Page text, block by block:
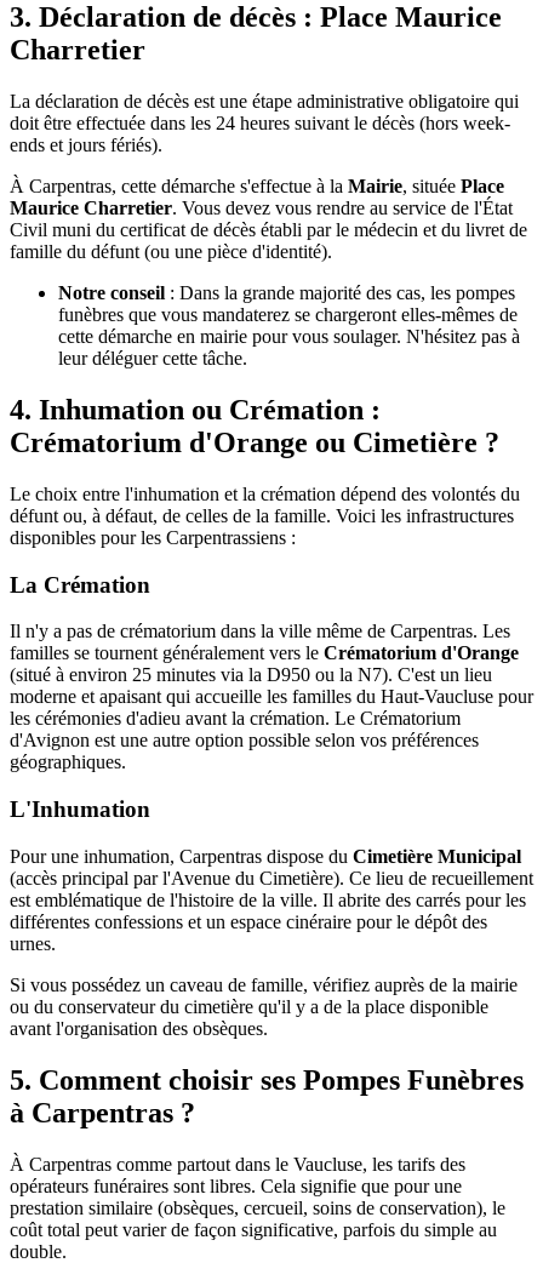
3. Déclaration de décès : Place Maurice
Charretier
La déclaration de décès est une étape administrative obligatoire qui
doit être effectuée dans les 24 heures suivant le décès (hors week-
ends et jours fériés).
À Carpentras, cette démarche s'effectue à la Mairie, située Place
Maurice Charretier. Vous devez vous rendre au service de l'État
Civil muni du certificat de décès établi par le médecin et du livret de
famille du défunt (ou une pièce d'identité).
Notre conseil : Dans la grande majorité des cas, les pompes
funèbres que vous mandaterez se chargeront elles-mêmes de
cette démarche en mairie pour vous soulager. N'hésitez pas à
leur déléguer cette tâche.
4. Inhumation ou Crémation :
Crématorium d'Orange ou Cimetière ?
Le choix entre l'inhumation et la crémation dépend des volontés du
défunt ou, à défaut, de celles de la famille. Voici les infrastructures
disponibles pour les Carpentrassiens :
La Crémation
Il n'y a pas de crématorium dans la ville même de Carpentras. Les
familles se tournent généralement vers le Crématorium d'Orange
(situé à environ 25 minutes via la D950 ou la N7). C'est un lieu
moderne et apaisant qui accueille les familles du Haut-Vaucluse pour
les cérémonies d'adieu avant la crémation. Le Crématorium
d'Avignon est une autre option possible selon vos préférences
géographiques.
L'Inhumation
Pour une inhumation, Carpentras dispose du Cimetière Municipal
(accès principal par l'Avenue du Cimetière). Ce lieu de recueillement
est emblématique de l'histoire de la ville. Il abrite des carrés pour les
différentes confessions et un espace cinéraire pour le dépôt des
urnes.
Si vous possédez un caveau de famille, vérifiez auprès de la mairie
ou du conservateur du cimetière qu'il y a de la place disponible
avant l'organisation des obsèques.
5. Comment choisir ses Pompes Funèbres
à Carpentras ?
À Carpentras comme partout dans le Vaucluse, les tarifs des
opérateurs funéraires sont libres. Cela signifie que pour une
prestation similaire (obsèques, cercueil, soins de conservation), le
coût total peut varier de façon significative, parfois du simple au
double.